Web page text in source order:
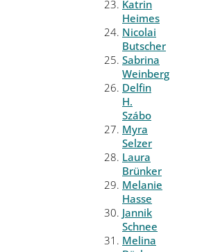
Katrin
Heimes
Nicolai
Butscher
Sabrina
Weinberg
Delfin
H.
Szábo
Myra
Selzer
Laura
Brünker
Melanie
Hasse
Jannik
Schnee
Melina